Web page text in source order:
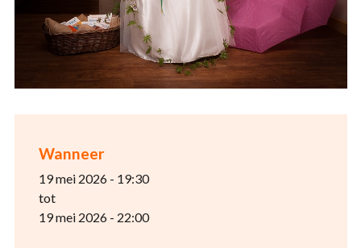
Wanneer
19 mei 2026 - 19:30
tot
19 mei 2026 - 22:00